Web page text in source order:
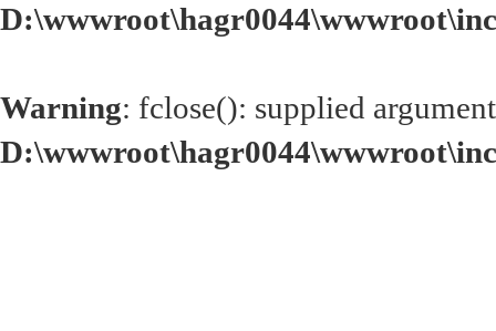
Warning: fclose(): supplied